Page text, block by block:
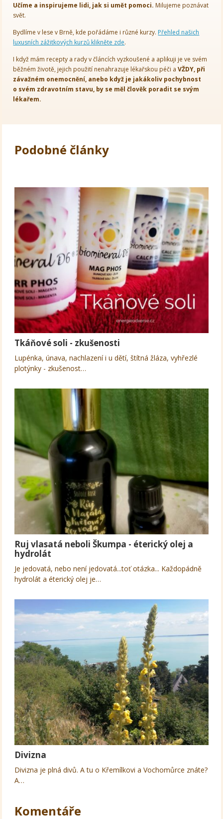
Učíme a inspirujeme lidi, jak si umět pomoci. Milujeme poznávat
svět.
Bydlíme v lese v Brně, kde pořádáme i různé kurzy. Přehled našich
luxusních zážitkových kurzů klikněte zde.
I když mám recepty a rady v článcích vyzkoušené a aplikuji je ve svém
běžném životě, jejich použití nenahrazuje lékařskou péči aVŽDY, při
závažném onemocnění, anebo když je jakákoliv pochybnost
o svém zdravotním stavu, by se měl člověk poradit se svým
lékařem.
Podobné články
Tkáňové soli - zkušenosti
Lupénka, únava, nachlazení i u dětí, štítná žláza, vyhřezlé
plotýnky - zkušenost…
Ruj vlasatá neboli Škumpa - éterický olej a
hydrolát
Je jedovatá, nebo není jedovatá...toť otázka... Každopádně
hydrolát a éterický olej je…
Divizna
Divizna je plná divů. A tu o Křemílkovi a Vochomůrce znáte?
A…
Komentáře